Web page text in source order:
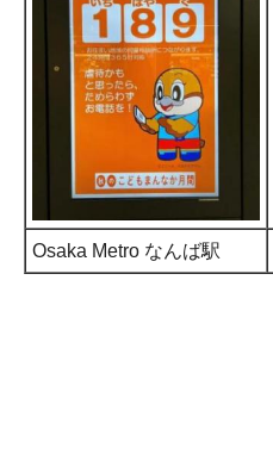
Osaka Metro なんば駅